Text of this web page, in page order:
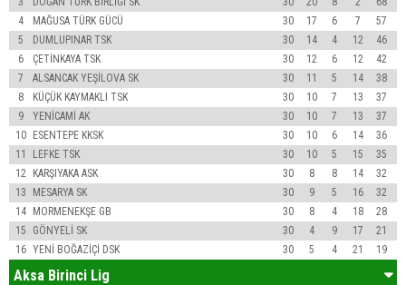
4
MAĞUSA TÜRK GÜCÜ 30 17 6 7
57
5
DUMLUPINAR TSK 30 14 4 12
46
6
ÇETİNKAYA TSK 30 12 6 12
42
7
ALSANCAK YEŞİLOVA SK 30 11 5 14
38
8
KÜÇÜK KAYMAKLI TSK 30 10 7 13
37
9
YENİCAMİ AK 30 10 7 13
37
10 ESENTEPE KKSK 30 10 6 14
36
11
LEFKE TSK 30 10 5 15
35
12
KARŞIYAKA ASK 30 8 8 14
32
13
MESARYA SK 30 9 5 16
32
14 MORMENEKŞE GB 30 8 4 18
28
15
GÖNYELİ SK 30 4 9 17
21
16 YENİ BOĞAZİÇİ DSK 30 5 4 21 19
Aksa Birinci Lig